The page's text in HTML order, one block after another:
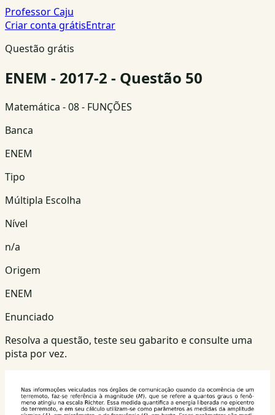
Professor Caju
Criar conta grátisEntrar
Questão grátis
ENEM - 2017-2 - Questão 50
Matemática - 08 - FUNÇÕES
Banca
ENEM
Tipo
Múltipla Escolha
Nível
n/a
Origem
ENEM
Enunciado
Resolva a questão, teste seu gabarito e consulte uma
pista por vez.